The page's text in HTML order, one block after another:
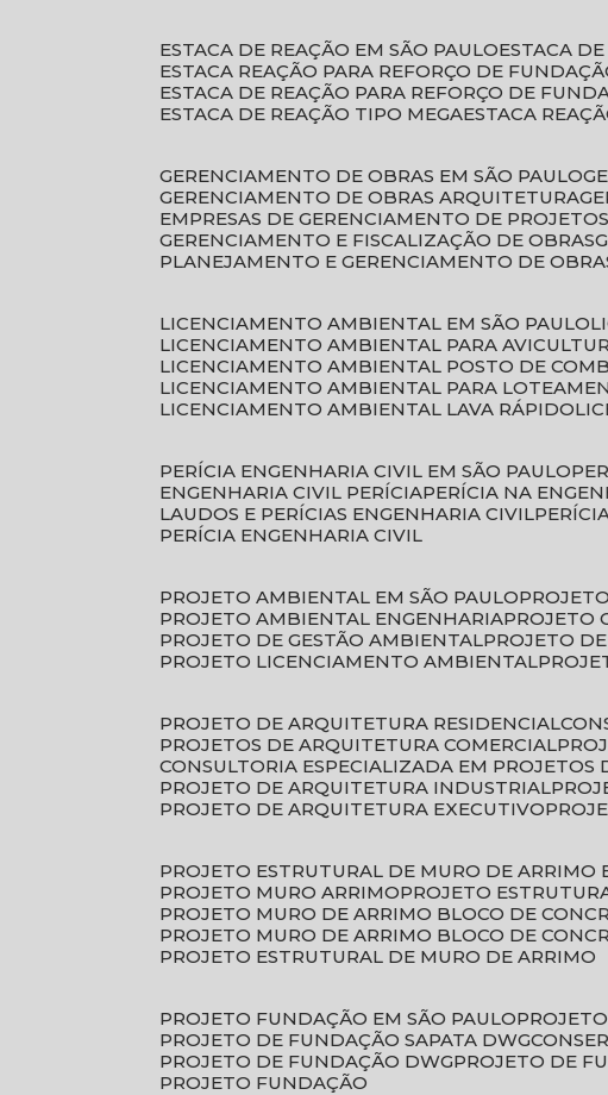
ESTACA DE REAÇÃO EM SÃO PAULO
ESTACA
ESTACA REAÇÃO PARA REFORÇO DE
ESTACA DE REAÇÃO PARA REFORÇO DE
ESTACA DE REAÇÃO TIPO MEGA ESTACA
GERENCIAMENTO DE OBRAS EM SÃO PAULO
GERENCIAMENTO DE OBRAS ARQUITETURA
EMPRESAS DE GERENCIAMENTO DE
GERENCIAMENTO E FISCALIZAÇÃO DE OBRAS
PLANEJAMENTO E GERENCIAMENTO DE
LICENCIAMENTO AMBIENTAL EM SÃO PAULO
LICENCIAMENTO AMBIENTAL PARA
LICENCIAMENTO AMBIENTAL POSTO DE
LICENCIAMENTO AMBIENTAL PARA
LICENCIAMENTO AMBIENTAL LAVA RÁPIDO
PERÍCIA ENGENHARIA CIVIL EM SÃO PAULO
ENGENHARIA CIVIL PERÍCIA
PERÍCIA NA
LAUDOS E PERÍCIAS ENGENHARIA CIVIL
PERÍCIA ENGENHARIA CIVIL
PROJETO AMBIENTAL EM SÃO PAULO
PROJETO AMBIENTAL ENGENHARIA
PROJETO DE GESTÃO AMBIENTAL
PROJETO
PROJETO LICENCIAMENTO AMBIENTAL
PROJETO DE ARQUITETURA RESIDENCIAL
PROJETOS DE ARQUITETURA COMERCIAL
CONSULTORIA ESPECIALIZADA EM
PROJETO DE ARQUITETURA INDUSTRIAL
PROJETO DE ARQUITETURA EXECUTIVO
PROJETO ESTRUTURAL DE MURO DE ARRIMO
PROJETO MURO ARRIMO
PROJETO
PROJETO MURO DE ARRIMO BLOCO DE
PROJETO MURO DE ARRIMO BLOCO DE
PROJETO ESTRUTURAL DE MURO DE ARRIMO
PROJETO FUNDAÇÃO EM SÃO PAULO
PROJETO DE FUNDAÇÃO SAPATA DWG
PROJETO DE FUNDAÇÃO DWG
PROJETO DE
PROJETO FUNDAÇÃO